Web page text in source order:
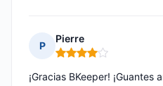
P
Pierre
Nota: 4 de 5
¡Gracias BKeeper! ¡Guantes